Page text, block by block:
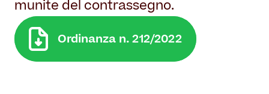
munite del contrassegno.
Ordinanza n. 212/2022